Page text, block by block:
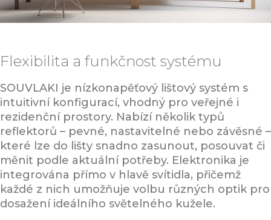
Flexibilita a funkčnost systému
SOUVLAKI je nízkonapěťový lištový systém s
intuitivní konfigurací, vhodný pro veřejné i
rezidenční prostory. Nabízí několik typů
reflektorů – pevné, nastavitelné nebo závěsné –
které lze do lišty snadno zasunout, posouvat či
měnit podle aktuální potřeby. Elektronika je
integrována přímo v hlavě svítidla, přičemž
každé z nich umožňuje volbu různých optik pro
dosažení ideálního světelného kužele.